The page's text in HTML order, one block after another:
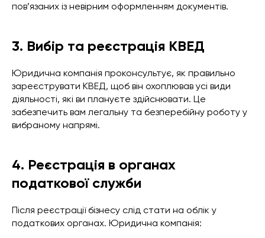
пов’язаних із невірним оформленням документів.
3. Вибір та реєстрація КВЕД
Юридична компанія проконсультує, як правильно
зареєструвати КВЕД, щоб він охоплював усі види
діяльності, які ви плануєте здійснювати. Це
забезпечить вам легальну та безперебійну роботу у
вибраному напрямі.
4. Реєстрація в органах
податкової служби
Після реєстрації бізнесу слід стати на облік у
податкових органах. Юридична компанія: